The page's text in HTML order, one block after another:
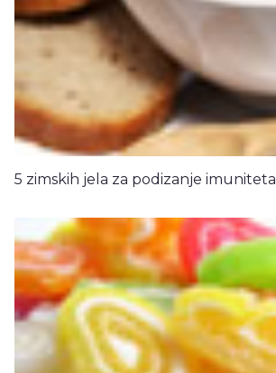
5 zimskih jela za podizanje imuniteta